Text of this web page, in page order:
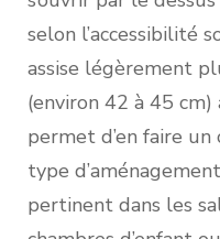
selon l’accessibilité
assise légèrement
(environ 42 à 45 cm)
permet d’en faire
type
pertinent dans les